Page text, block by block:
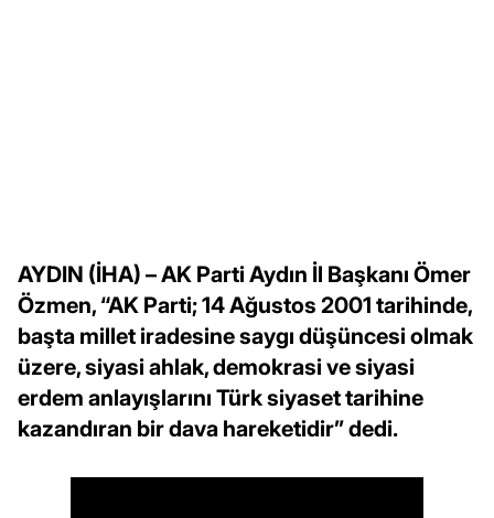
AYDIN (İHA) – AK Parti Aydın İl Başkanı Ömer
Özmen, “AK Parti; 14 Ağustos 2001 tarihinde,
başta millet iradesine saygı düşüncesi olmak
üzere, siyasi ahlak, demokrasi ve siyasi
erdem anlayışlarını Türk siyaset tarihine
kazandıran bir dava hareketidir” dedi.